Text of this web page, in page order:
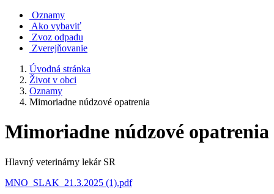
Oznamy
Ako vybaviť
Zvoz odpadu
Zverejňovanie
Úvodná stránka
Život v obci
Oznamy
Mimoriadne núdzové opatrenia
Mimoriadne núdzové opatrenia
Hlavný veterinárny lekár SR
MNO_SLAK_21.3.2025 (1).pdf